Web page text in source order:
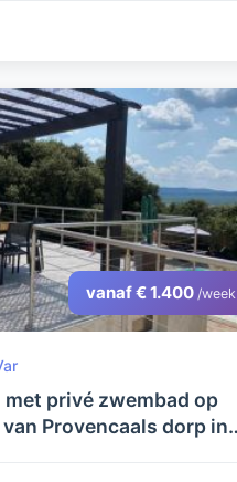
vanaf € 1.400 /week
privé zwembad op
Provencaals dorp in